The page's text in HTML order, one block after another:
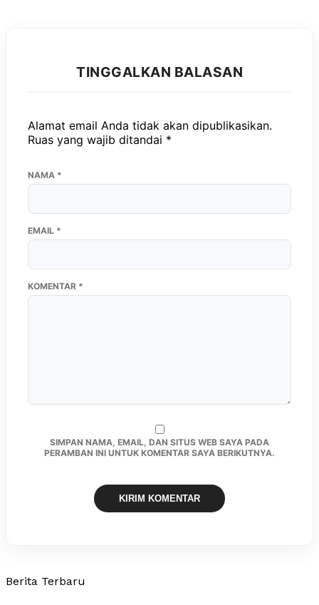
TINGGALKAN BALASAN
Alamat email Anda tidak akan dipublikasikan.
Ruas yang wajib ditandai *
KOMENTAR *
NAMA *
EMAIL *
SIMPAN NAMA, EMAIL, DAN SITUS WEB SAYA PADA
PERAMBAN INI UNTUK KOMENTAR SAYA BERIKUTNYA.
Berita Terbaru